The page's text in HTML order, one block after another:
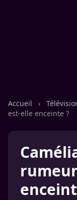
Accueil ›
est-elle enceinte ?